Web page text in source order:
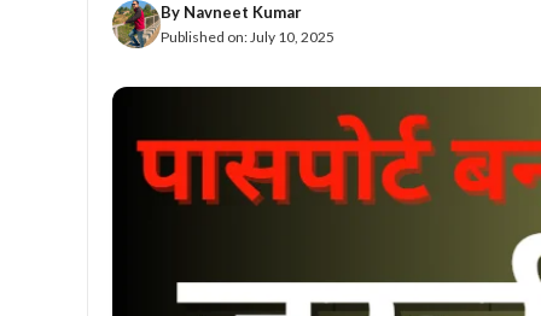
By Navneet Kumar
Published on: July 10, 2025